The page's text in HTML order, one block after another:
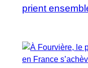
prient